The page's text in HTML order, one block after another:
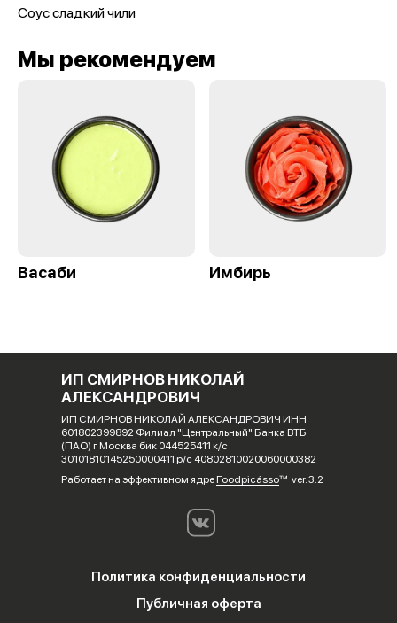
Соус сладкий чили
Мы рекомендуем
Васаби Имбирь
ИП СМИРНОВ НИКОЛАЙ
АЛЕКСАНДРОВИЧ
ИП СМИРНОВ НИКОЛАЙ АЛЕКСАНДРОВИЧ ИНН
601802399892 Филиал "Центральный" Банка ВТБ
(ПАО) г Москва бик 044525411 к/с
30101810145250000411 р/с 40802810020060000382
Работает на эффективном ядре Foodpicássover. 3.2
Политика конфиденциальности
Публичная оферта